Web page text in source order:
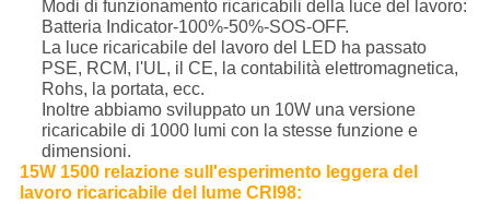
Modi di funzionamento ricaricabili della luce del lavoro:
Batteria Indicator-100%-50%-SOS-OFF.
La luce ricaricabile del lavoro del LED ha passato
PSE, RCM, l'UL, il CE, la contabilità elettromagnetica,
Rohs, la portata, ecc.
Inoltre abbiamo sviluppato un 10W una versione
ricaricabile di 1000 lumi con la stesse funzione e
dimensioni.
15W 1500 relazione sull'esperimento leggera del
lavoro ricaricabile del lume CRI98: